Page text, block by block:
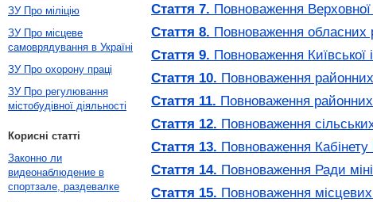
Стаття 7. Повноваження
Стаття 8. Повноваження обласних
Стаття 9. Повноваження Київської
Стаття 10. Повноваження
Стаття 11. Повноваження
Стаття 12. Повноваження
Стаття 13. Повноваження Кабінету
Стаття 14. Повноваження Ради
Стаття 15. Повноваження
ЗУ Про міліцію
ЗУ Про місцеве
самоврядування в Україні
ЗУ Про охорону праці
ЗУ Про регулювання
містобудівної діяльності
Корисні статті
Законно ли
видеонаблюдение в
спортзале, раздевалке